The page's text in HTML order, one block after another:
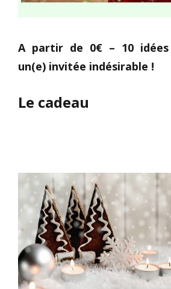
A partir de 0€ – 10 idées
un(e) invitée indésirable !
Le cadeau